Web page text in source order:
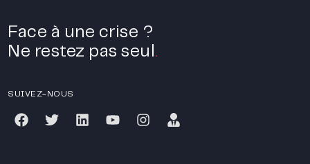
Face à une crise ?
Ne restez pas seul .
SUIVEZ-NOUS